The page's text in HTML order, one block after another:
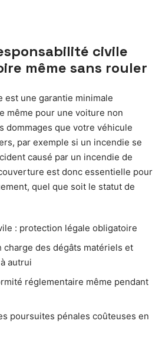
civile
même sans rouler
est une garantie minimale
même pour une voiture non
dommages que votre véhicule
par exemple si un incendie se
causé par un incendie de
est donc essentielle pour
quel que soit le statut de
: protection légale obligatoire
charge des dégâts matériels et
autrui
réglementaire même pendant
poursuites pénales coûteuses en